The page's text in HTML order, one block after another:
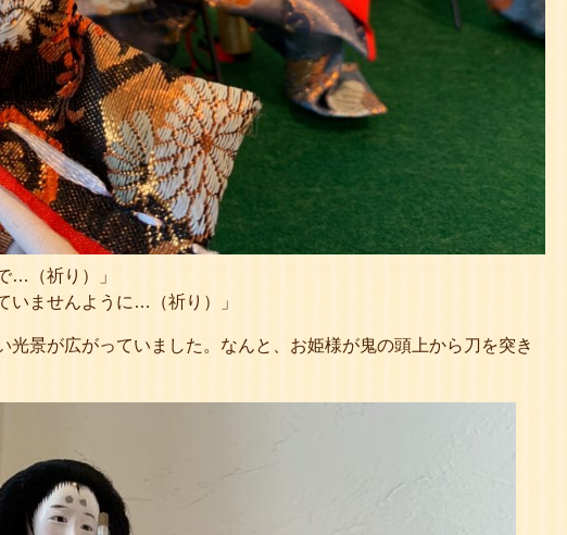
…（祈り）」
いませんように…（祈り）」
光景が広がっていました。なんと、お姫様が鬼の頭上から刀を突き